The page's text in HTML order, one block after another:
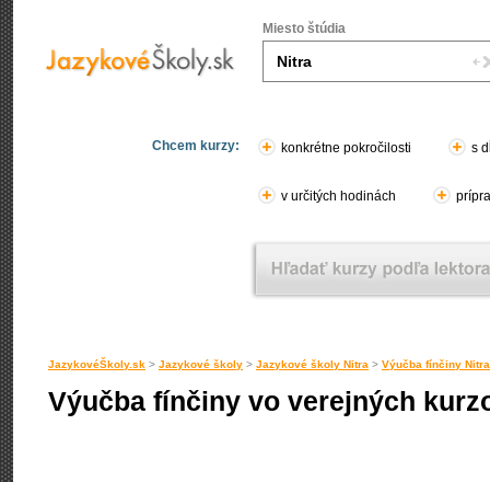
Miesto štúdia
Chcem kurzy: konkrétne pokročilosti s
v určitých hodinách
JazykovéŠkoly.sk > Jazykové školy > Jazykové školy Nitra > Výučba fínčiny Nitra
Výučba fínčiny vo verejných